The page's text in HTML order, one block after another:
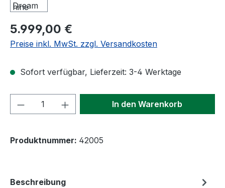
Regulärer Preis:
5.999,00 €
Preise inkl. MwSt. zzgl. Versandkosten
Sofort verfügbar, Lieferzeit: 3-4 Werktage
Produkt Anzahl: Gib denIn den Warenkorb
Produktnummer: 42005
Beschreibung